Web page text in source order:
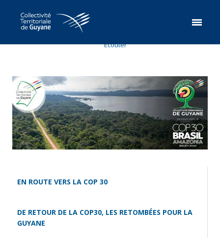
Ecouter
EN ROUTE VERS LA COP 30
DE RETOUR DE LA COP30, LES RETOMBÉES POUR LA
GUYANE